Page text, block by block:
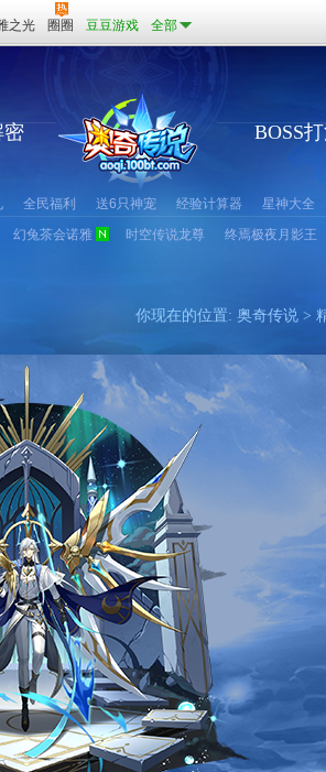
之光 圈圈 豆豆游戏 全部
密 BOSS
全民福利 送6只神宠 经验计算器 星神大全
幻兔茶会诺雅 时空传说龙尊 终焉极夜月影王
你现在的位置: 奥奇传说 >